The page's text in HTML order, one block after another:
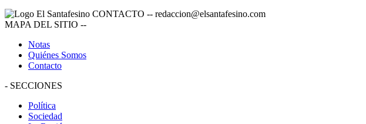
CONTACTO -- redaccion@elsantafesino.com
MAPA DEL SITIO --
Notas
Quiénes Somos
Contacto
- SECCIONES
Política
Sociedad